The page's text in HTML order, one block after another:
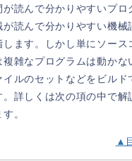
読んで分かりやすいプロ
読んで分かりやすい機械
ます。しかし単にソース
雑なプログラムは動かな
ルのセットなどをビルド
詳しくは次の項の中で解
。
▲